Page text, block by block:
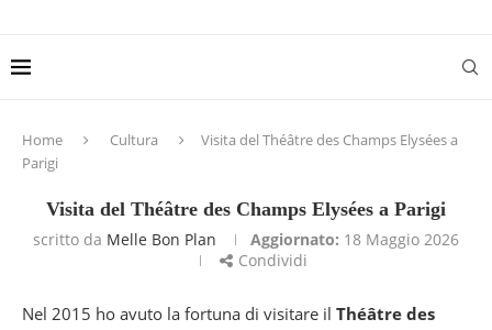
Home Cultura
Visita del Théâtre des Champs Elysées a
Parigi
Visita del Théâtre des Champs Elysées a Parigi
scritto da Melle Bon Plan Aggiornato: 18 Maggio 2026
Condividi
Nel 2015 ho avuto la fortuna di visitare il Théâtre des